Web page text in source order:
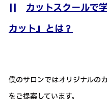
|| カットスクールで
カット』とは？
僕のサロンではオリジナルの
をご提案しています。